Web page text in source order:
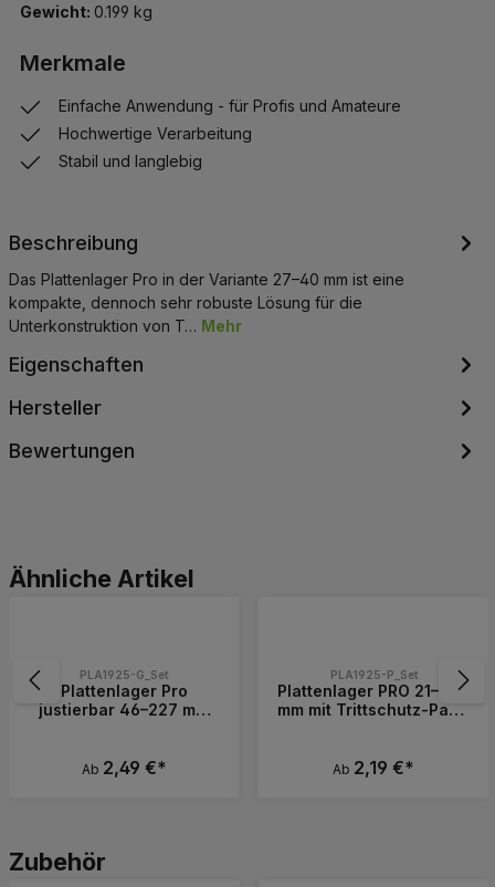
Gewicht: 0.199 kg
Merkmale
Einfache Anwendung - für Profis und Amateure
Hochwertige Verarbeitung
Stabil und langlebig
Beschreibung
Das Plattenlager Pro in der Variante 27–40 mm ist eine
kompakte, dennoch sehr robuste Lösung für die
Unterkonstruktion von T… Mehr
Eigenschaften
Hersteller
Bewertungen
Produktgalerie überspringen
Ähnliche Artikel
PLA1925-G_Set
Plattenlager Pro
justierbar 46–227 mm
Ab 2,49 €*
PLA1925-P_Set
Plattenlager PRO 21–202
mm mit Trittschutz-Pad –
Ab 2,19 €*
Produktgalerie überspringen
Zubehör